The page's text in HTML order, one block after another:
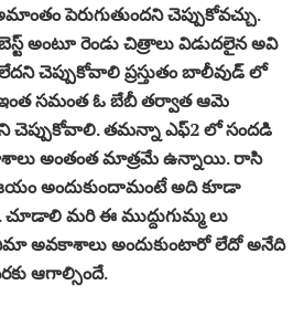
పెరుగుతుందని చెప్పుకోవచ్చు.
అంటూ రెండు చిత్రాలు విడుదలైన అవి
చెప్పుకోవాలి ప్రస్తుతం బాలీవుడ్ లో
ఇంత సమంత ఓ బేబీ తర్వాత ఆమె
తమన్నా ఎఫ్2 లో సందడి
అంతంత మాత్రమే ఉన్నాయి. రాసి
అందుకుందామంటే అది కూడా
మరి ఈ ముద్దుగుమ్మ లు
అవకాశాలు అందుకుంటారో లేదో అనేది
ఆగాల్సిందే.